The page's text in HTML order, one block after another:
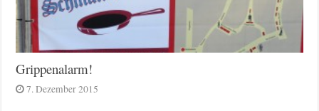
Grippenalarm!
7. Dezember 2015